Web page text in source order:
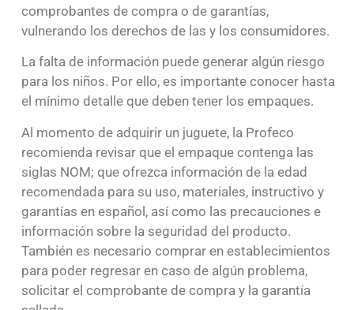
comprobantes de compra o de garantías,
vulnerando los derechos de las y los consumidores.
La falta de información puede generar algún riesgo
para los niños. Por ello, es importante conocer hasta
el mínimo detalle que deben tener los empaques.
Al momento de adquirir un juguete, la Profeco
recomienda revisar que el empaque contenga las
siglas NOM; que ofrezca información de la edad
recomendada para su uso, materiales, instructivo y
garantías en español, así como las precauciones e
información sobre la seguridad del producto.
También es necesario comprar en establecimientos
para poder regresar en caso de algún problema,
solicitar el comprobante de compra y la garantía